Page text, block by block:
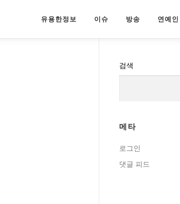
유용한정보 이슈 방송 연예인
검색
메타
로그인
댓글 피드